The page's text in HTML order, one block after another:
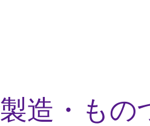
製造・もの